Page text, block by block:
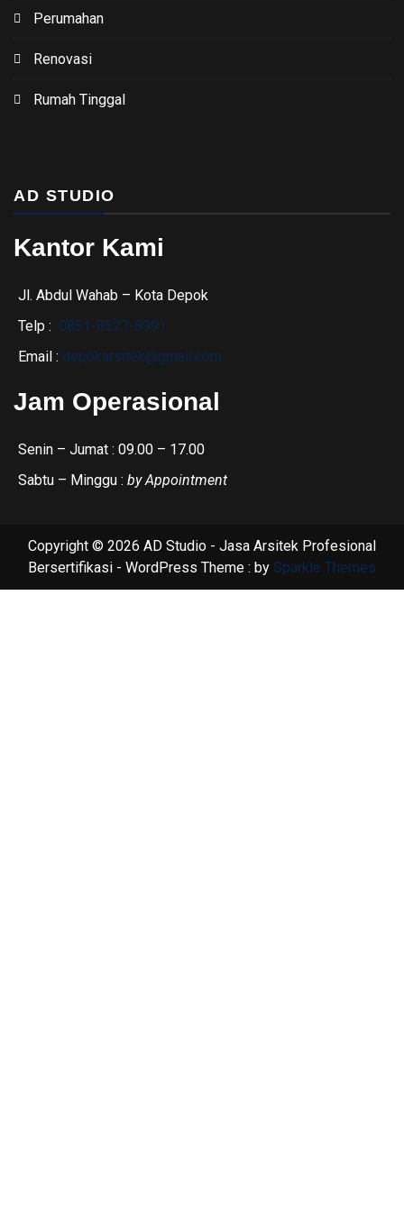
Perumahan
Renovasi
Rumah Tinggal
AD STUDIO
Kantor Kami
Jl. Abdul Wahab – Kota Depok
Telp : 0851-8327-8991
Email : depokarsitek@gmail.com
Jam Operasional
Senin – Jumat : 09.00 – 17.00
Sabtu – Minggu : by Appointment
Copyright © 2026 AD Studio - Jasa Arsitek Profesional
Bersertifikasi - WordPress Theme : by Sparkle Themes